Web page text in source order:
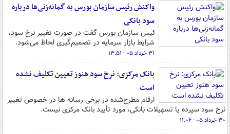
واکنش رئیس سازمان بورس به گمانه‌زنی‌ها درباره
سود بانکی
ئیس سازمان بورس گفت در صورت تغییر نرخ سود،
شرایط بازار سرمایه در تصمیم‌گیری لحاظ می‌شود.
۳۱ خرداد ۰۵ - ۱۳:۵۱
بانک مرکزی: نرخ سود هنوز تعیین تکلیف نشده
است
ارقام مطرح‌شده در برخی رسانه ها در خصوص تغییر
نرخ سود سپرده یا تسهیلات بانکی، مورد تأیید بانک مرکزی نیست.
۳۰ خرداد ۰۵ - ۱۱:۰۶